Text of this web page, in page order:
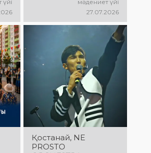
жеңімпаздарының
концерті өтеді!
таланттардың жарқын
өнері, заманауи
әндер, қуатты
энергия мен
мерекелік көңіл күй
күтеді!
мәдениет үйі
27.07.2026
Қостанай, NE
PROSTO